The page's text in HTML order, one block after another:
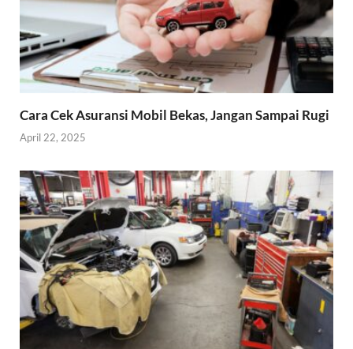
Cara Cek Asuransi Mobil Bekas, Jangan Sampai Rugi
April 22, 2025